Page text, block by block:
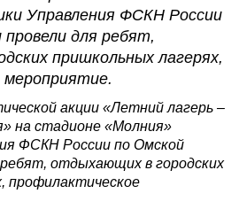
Управления ФСКН России
для ребят,
пришкольных лагерях,
акции «Летний лагерь –
на стадионе «Молния»
ФСКН России по Омской
отдыхающих в городских
профилактическое